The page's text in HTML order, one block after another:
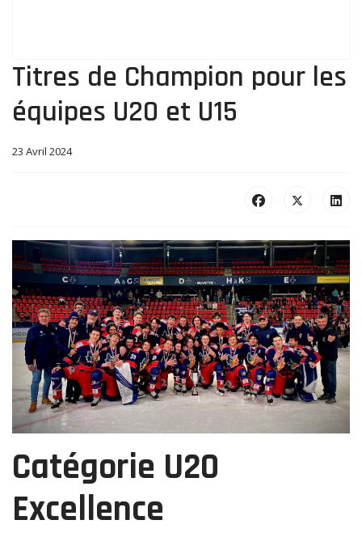
Titres de Champion pour les
équipes U20 et U15
23 Avril 2024
Catégorie U20
Excellence